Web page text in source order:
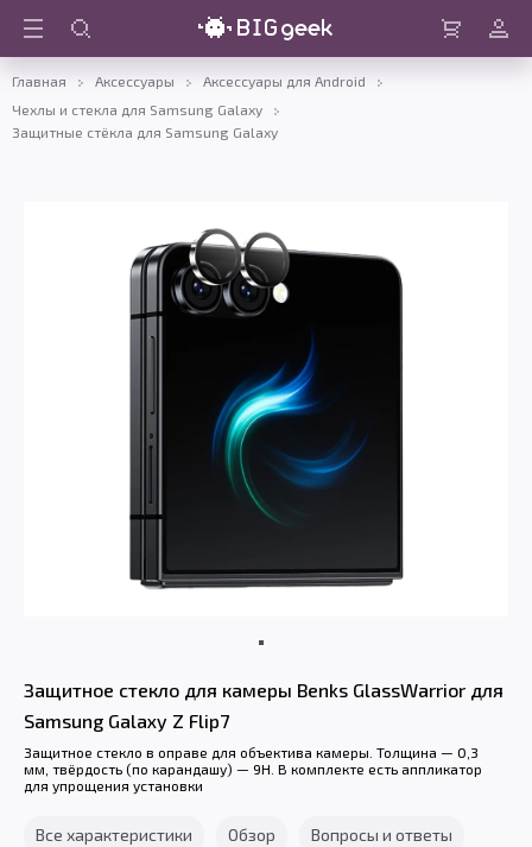
Войти
Главная Аксессуары
Аксессуары для Android
Чехлы и стекла для Samsung Galaxy
Защитные стёкла для Samsung Galaxy
Защитное стекло для камеры Benks GlassWarrior для
Samsung Galaxy Z Flip7
Защитное стекло в оправе для объектива камеры. Толщина — 0,3
мм, твёрдость (по карандашу) — 9H. В комплекте есть аппликатор
для упрощения установки
Все характеристики Обзор Вопросы и ответы